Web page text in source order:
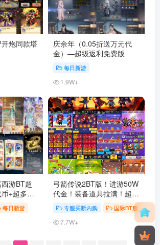
炮同款塔
庆余年（0.05折送万元代
金）—超级返利免费版
每日新游
1.9W+
游BT超
+超多资
每日新游
弓箭传说2BT版！进游50W
代金！装备道具拉满！超级
返利！
专服买断内购 国际BT服
7.7W+